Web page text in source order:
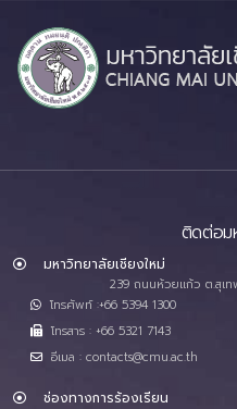
ติดต่อม
มหาวิทยาลัยเชียงใหม่
239 ถนนห้วยแก้ว ต.สุเท
โทรศัพท์ :+66 5394 1300
โทรสาร : +66 5321 7143
อีเมล : contacts@cmu.ac.th
ช่องทางการร้องเรียน